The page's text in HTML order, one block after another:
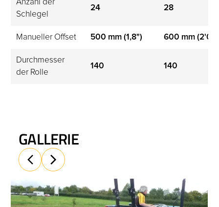
Anzahl der
Schlegel
24 28
Manueller Offset 500 mm (1,8") 600 mm (2'0")
Durchmesser
der Rolle
140 140
GALLERIE